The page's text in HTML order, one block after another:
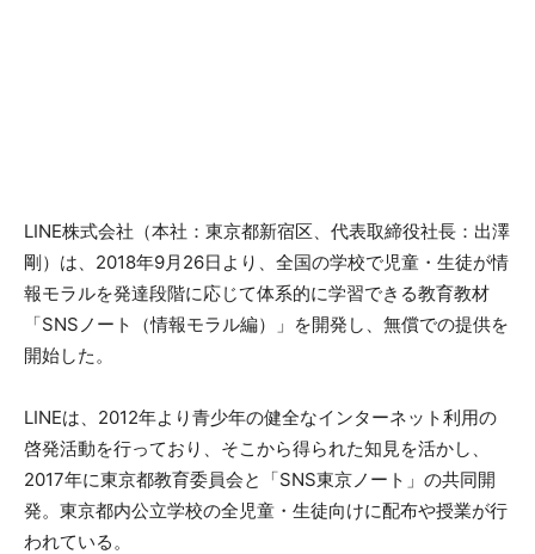
LINE株式会社（本社：東京都新宿区、代表取締役社長：出澤
剛）は、2018年9月26日より、全国の学校で児童・生徒が情
報モラルを発達段階に応じて体系的に学習できる教育教材
「SNSノート（情報モラル編）」を開発し、無償での提供を
開始した。
LINEは、2012年より青少年の健全なインターネット利用の
啓発活動を行っており、そこから得られた知見を活かし、
2017年に東京都教育委員会と「SNS東京ノート」の共同開
発。東京都内公立学校の全児童・生徒向けに配布や授業が行
われている。